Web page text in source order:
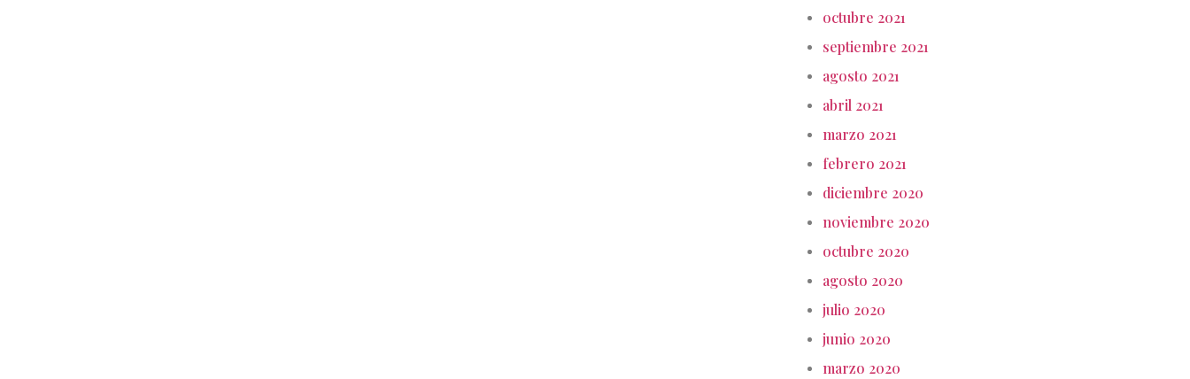
octubre 2021
septiembre 2021
agosto 2021
abril 2021
marzo 2021
febrero 2021
diciembre 2020
noviembre 2020
octubre 2020
agosto 2020
julio 2020
junio 2020
marzo 2020